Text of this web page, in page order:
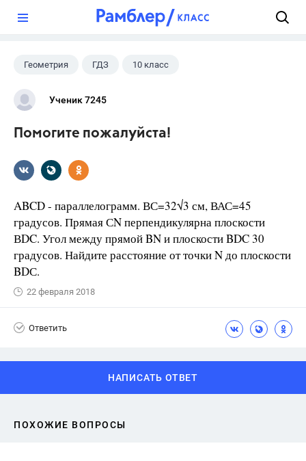
Геометрия ГДЗ 10 класс
Ученик 7245
Помогите пожалуйста!
ABCD - параллелограмм. ВС=32√3 см, ВАС=45
градусов. Прямая СN перпендикулярна плоскости
ВDC. Угол между прямой BN и плоскости BDC 30
градусов. Найдите расстояние от точки N до плоскости
BDС.
22 февраля 2018
Ответить
НАПИСАТЬ ОТВЕТ
ПОХОЖИЕ ВОПРОСЫ